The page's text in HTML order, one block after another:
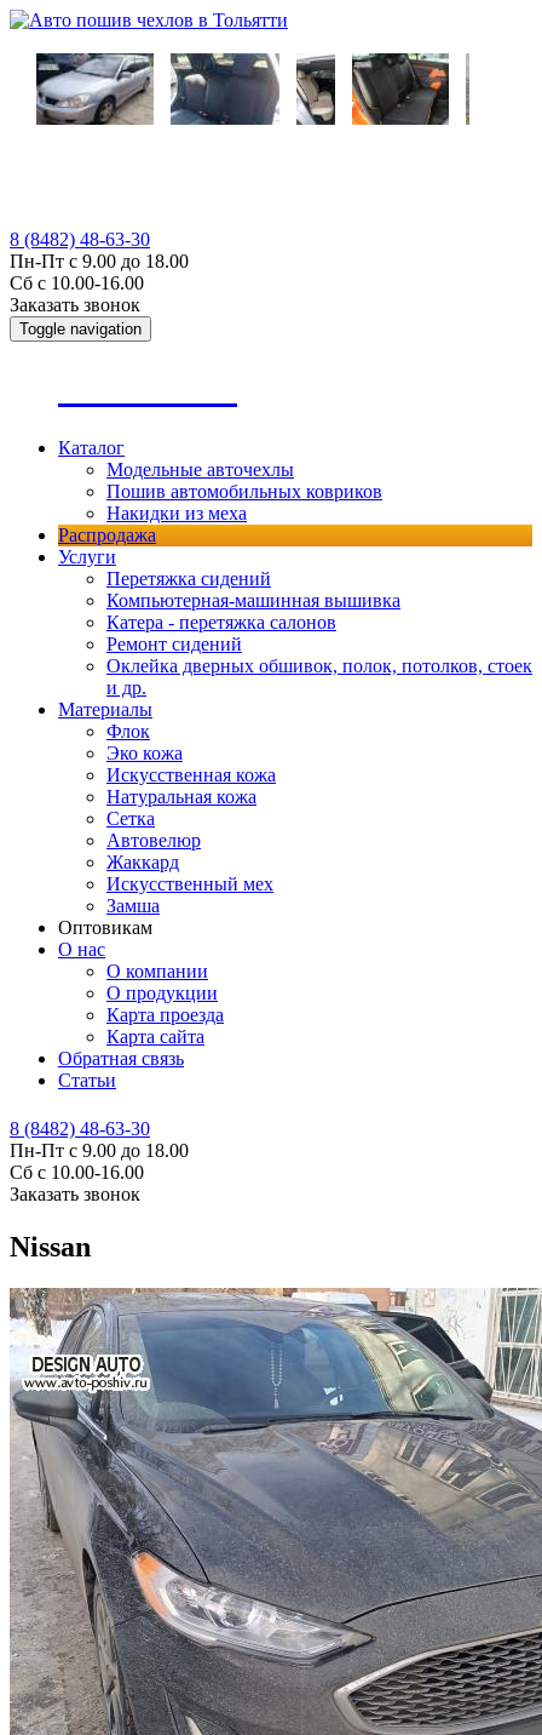
8 (8482) 48-63-30
Пн-Пт с 9.00 до 18.00
Сб с 10.00-16.00
Заказать звонок
Toggle navigation
Каталог
Модельные авточехлы
Пошив автомобильных ковриков
Накидки из меха
Распродажа
Услуги
Перетяжка сидений
Компьютерная-машинная вышивка
Катера - перетяжка салонов
Ремонт сидений
Оклейка дверных обшивок, полок, потолков, стоек
и др.
Материалы
Флок
Эко кожа
Искусственная кожа
Натуральная кожа
Сетка
Автовелюр
Жаккард
Искусственный мех
Замша
Оптовикам
О нас
О компании
О продукции
Карта проезда
Карта сайта
Обратная связь
Статьи
8 (8482) 48-63-30
Пн-Пт с 9.00 до 18.00
Сб с 10.00-16.00
Заказать звонок
Nissan